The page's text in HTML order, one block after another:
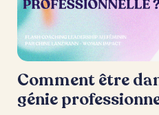
Comment être
génie